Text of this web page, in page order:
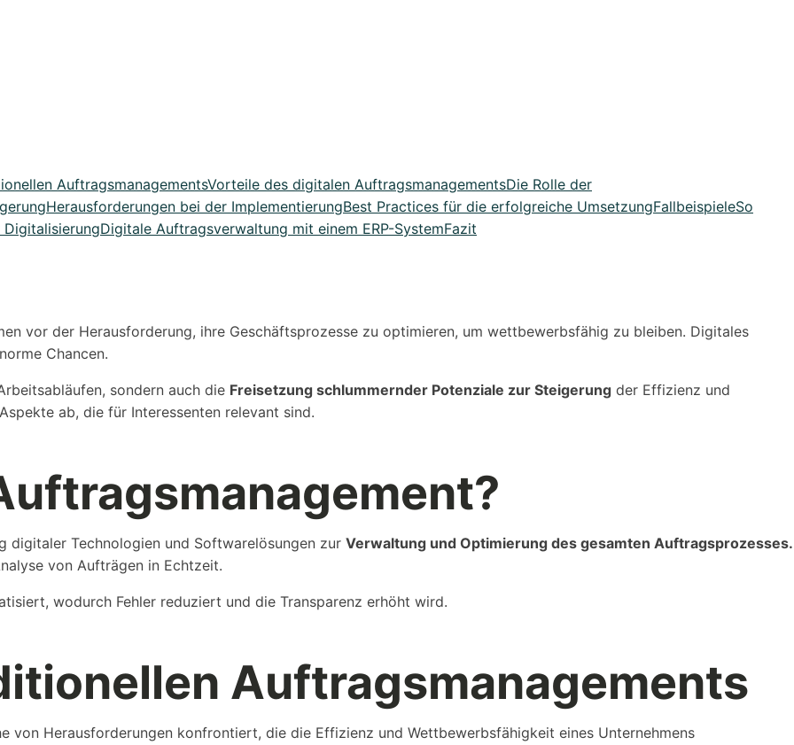
...
AuftragsmanagementsVorteile des digitalen AuftragsmanagementsDie Rolle der
Herausforderungen bei der ImplementierungBest Practices für die erfolgreiche UmsetzungFallbeispieleSo
Digitale Auftragsverwaltung mit einem ERP-SystemFazit
vor der Herausforderung, ihre Geschäftsprozesse zu optimieren, um wettbewerbsfähig zu bleiben. Digitales
Chancen.
sondern auch die Freisetzung schlummernder Potenziale zur Steigerung der Effizienz und
ab, die für Interessenten relevant sind.
digitaler Technologien und Softwarelösungen zur Verwaltung und Optimierung des gesamten Auftragsprozesses.
von Aufträgen in Echtzeit.
wodurch Fehler reduziert und die Transparenz erhöht wird.
Auftragsmanagements
von Herausforderungen konfrontiert, die die Effizienz und Wettbewerbsfähigkeit eines Unternehmens